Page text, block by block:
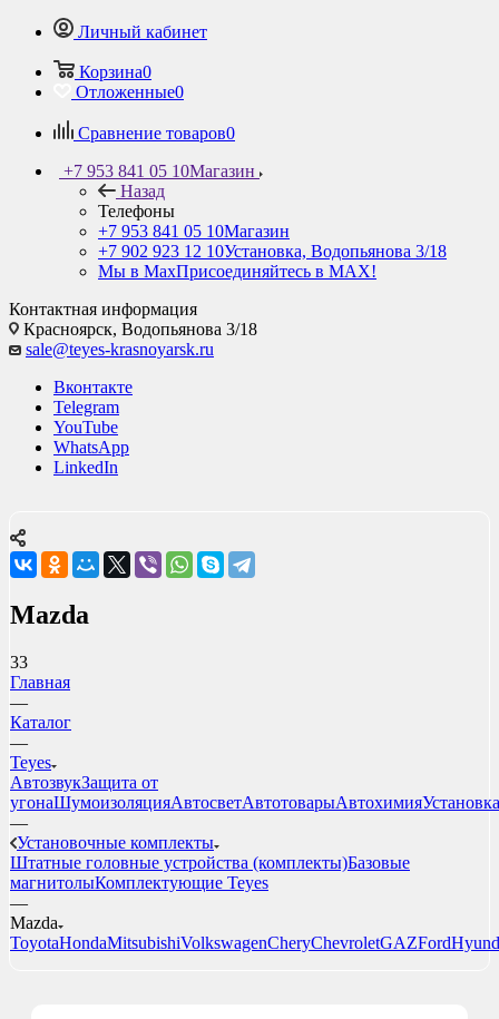
Личный кабинет
Корзина0
Отложенные0
Сравнение товаров0
+7 953 841 05 10Магазин
Назад
Телефоны
+7 953 841 05 10Магазин
+7 902 923 12 10Установка, Водопьянова 3/18
Мы в MaxПрисоединяйтесь в MAX!
Контактная информация
Красноярск, Водопьянова 3/18
sale@teyes-krasnoyarsk.ru
Вконтакте
Telegram
YouTube
WhatsApp
LinkedIn
Mazda
33
Главная
—
Каталог
—
Teyes
АвтозвукЗащита от
угонаШумоизоляцияАвтосветАвтотоварыАвтохимияУстановка
—
Установочные комплекты
Штатные головные устройства (комплекты)Базовые
магнитолыКомплектующие Teyes
—
Mazda
ToyotaHondaMitsubishiVolkswagenCheryChevroletGAZFord